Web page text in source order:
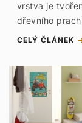
vrstva je
dřevního
CELÝ ČLÁNEK